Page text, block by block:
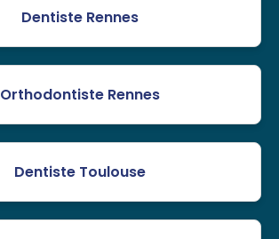
Dentiste Rennes
Orthodontiste Rennes
Dentiste Toulouse